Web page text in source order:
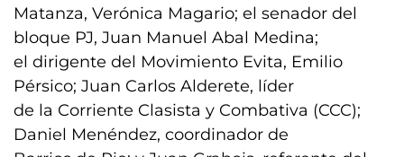
Matanza, Verónica Magario; el senador del
bloque PJ, Juan Manuel Abal Medina;
el dirigente del Movimiento Evita, Emilio
Pérsico; Juan Carlos Alderete, líder
de la Corriente Clasista y Combativa (CCC);
Daniel Menéndez, coordinador de